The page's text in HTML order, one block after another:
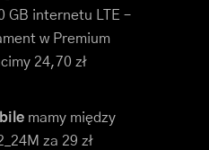
GB internetu LTE –
w Premium
24,70 zł
mamy między
za 29 zł